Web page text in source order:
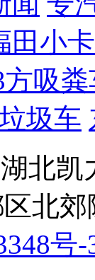
田小
吸粪
圾车
北
北
号-